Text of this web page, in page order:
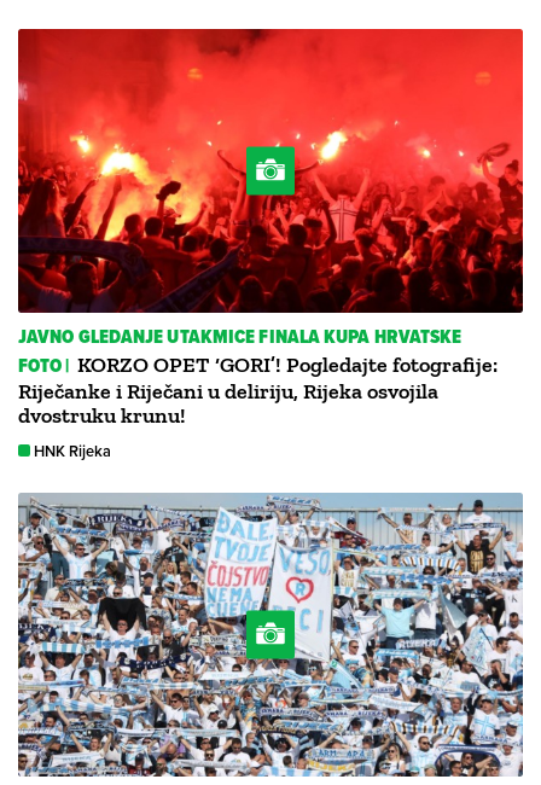
JAVNO GLEDANJE UTAKMICE FINALA KUPA HRVATSKE
FOTO | KORZO OPET ‘GORI’! Pogledajte fotografije:
Riječanke i Riječani u deliriju, Rijeka osvojila
dvostruku krunu!
HNK Rijeka